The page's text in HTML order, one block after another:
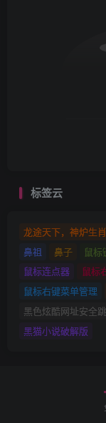
标签云
龙途天下，神炉生
鼻祖
鼻子
鼠
鼠标连点器
鼠标
鼠标右键菜单管理
黑色炫酷网址安全
黑猫小说破解版